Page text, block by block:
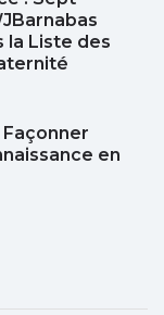
la Liste des
en